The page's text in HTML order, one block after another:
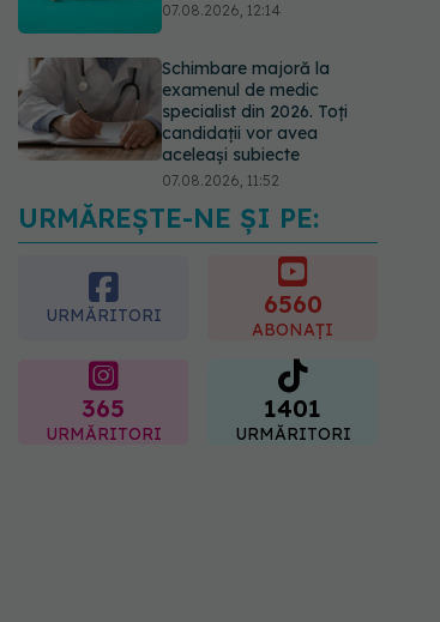
07.08.2026, 12:14
Schimbare majoră la
examenul de medic
specialist din 2026. Toți
candidații vor avea
aceleași subiecte
07.08.2026, 11:52
Cât durează simptomele
URMĂREȘTE-NE ȘI PE:
URMĂRITORI 6560
ABONAȚI
365
URMĂRITORI
1401
URMĂRITORI